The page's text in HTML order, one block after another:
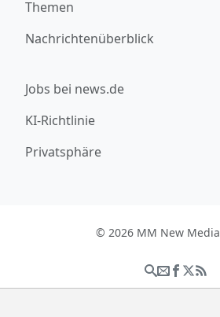
Themen
Nachrichtenüberblick
Jobs bei news.de
KI-Richtlinie
Privatsphäre
© 2026 MM New